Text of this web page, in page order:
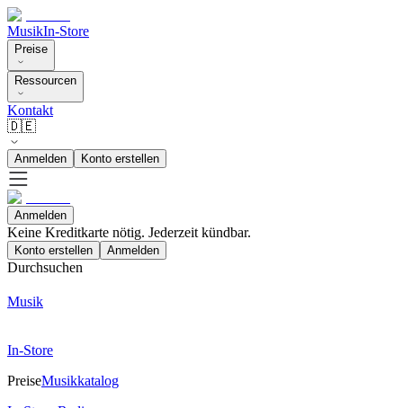
MusikIn-Store
Preise
Ressourcen
Kontakt
🇩🇪
Anmelden Konto erstellen
Anmelden
Keine Kreditkarte nötig. Jederzeit kündbar.
Konto erstellen Anmelden
Durchsuchen
Musik
In-Store
PreiseMusikkatalog